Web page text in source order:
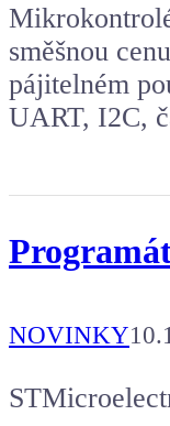
směšnou
pájitelném
UART, I2C,
NOVINKY